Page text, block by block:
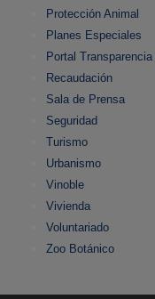
Protección Animal
Planes Especiales
Portal Transparencia
Recaudación
Sala de Prensa
Seguridad
Turismo
Urbanismo
Vinoble
Vivienda
Voluntariado
Zoo Botánico